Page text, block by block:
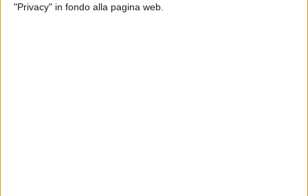
"Privacy" in fondo alla pagina web.